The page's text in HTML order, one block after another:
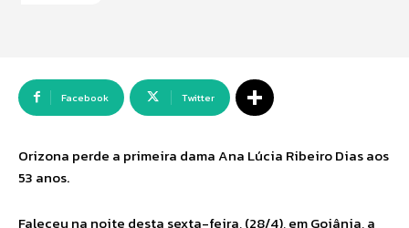
Facebook Twitter
Orizona perde a primeira dama Ana Lúcia Ribeiro Dias aos
53 anos.
Faleceu na noite desta sexta-feira, (28/4), em Goiânia, a